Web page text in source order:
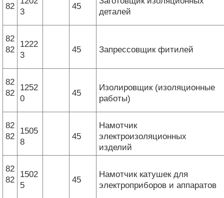
82
3
45
деталей
82
82
1222
3
45 Запрессовщик фитилей
82
82
1252
0
45
Изолировщик (изоляционные
работы)
82
82
1505
8
45
Намотчик
электроизоляционных
изделий
82
82
1502
5
45
Намотчик катушек для
электроприборов и аппаратов